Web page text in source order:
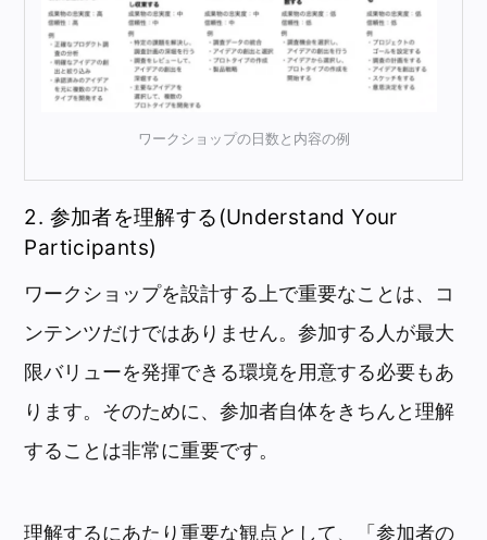
ワークショップの日数と内容の例
2. 参加者を理解する(Understand Your
Participants)
ワークショップを設計する上で重要なことは、コ
ンテンツだけではありません。参加する人が最大
限バリューを発揮できる環境を用意する必要もあ
ります。そのために、参加者自体をきちんと理解
することは非常に重要です。
理解するにあたり重要な観点として、「参加者の